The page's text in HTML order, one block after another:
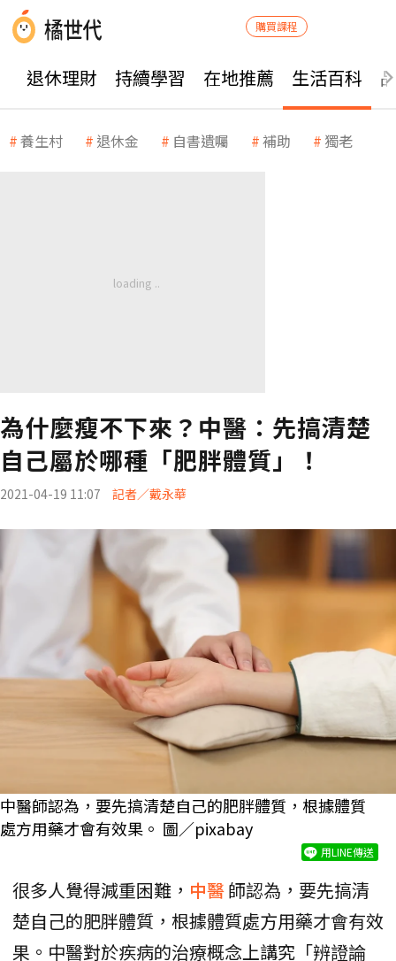
購買課程
退休理財 持續學習 在地推薦 生活百科
養生村 退休金 自書遺囑 補助 獨老
為什麼瘦不下來？中醫：先搞清楚
自己屬於哪種「肥胖體質」！
2021-04-19 11:07 記者／戴永華
中醫師認為，要先搞清楚自己的肥胖體質，根據體質
處方用藥才會有效果。 圖／pixabay
用LINE傳送
很多人覺得減重困難， 中醫師認為，要先搞清
楚自己的肥胖體質，根據體質處方用藥才會有效
果。中醫對於疾病的治療概念上講究「辨證論